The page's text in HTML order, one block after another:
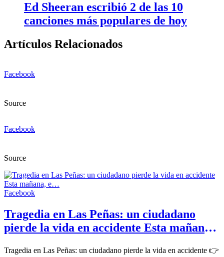
Ed Sheeran escribió 2 de las 10
canciones más populares de hoy
Artículos Relacionados
Facebook
Source
Facebook
Source
Facebook
Tragedia en Las Peñas: un ciudadano
pierde la vida en accidente Esta mañana,
Tragedia en Las Peñas: un ciudadano pierde la vida en accidente 👉